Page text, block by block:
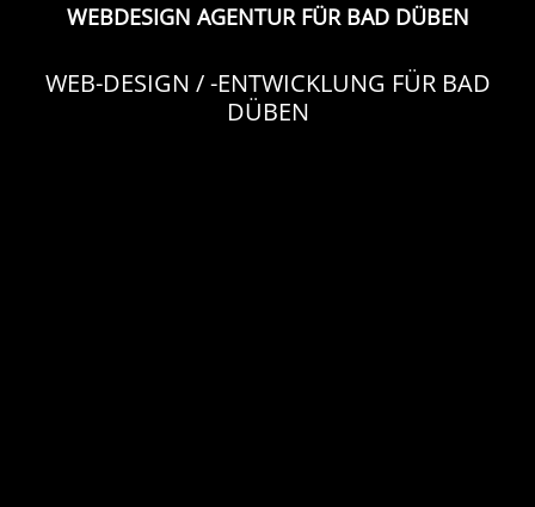
WEBDESIGN AGENTUR FÜR BAD DÜBEN
WEB-DESIGN / -ENTWICKLUNG FÜR BAD
DÜBEN